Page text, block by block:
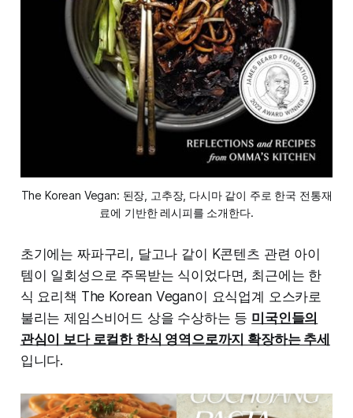
The Korean Vegan: 된장, 고추장, 다시마 같이 주로 한국 전통재
료에 기반한 레시피를 소개한다.
초기에는 짜파구리, 달고나 같이 K콘텐츠 관련 아이
템이 일회성으로 주목받는 식이었다면, 최근에는 한
식 요리책 The Korean Vegan이 요식업계 오스카로
불리는 제임스비어드 상을 수상하는 등 미국인들의
관심이 보다 로컬한 한식 영역으로까지 확장하는 추세
입니다.